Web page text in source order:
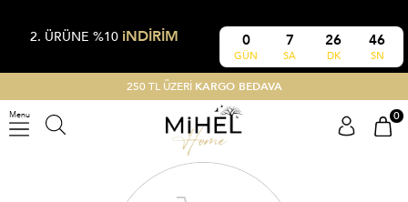
2. ÜRÜNE %10 iNDİRİM 0
GÜN
7
SA
26
DK
45
SN
250 TL ÜZERİKARGO BEDAVA
Menu 0